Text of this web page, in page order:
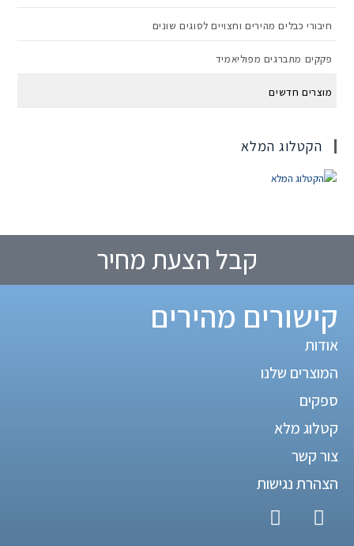
חיבורי כבלים מהירים וחצויים לסוגים שונים
פקקים מתברגים מפוליאמיד
מוצרים חדשים
הקטלוג המלא
קבל הצעת מחיר
קישורים מהירים
אודות
המוצרים שלנו
ספקים
קטלוג מלא
צור קשר
הצהרת נגישות